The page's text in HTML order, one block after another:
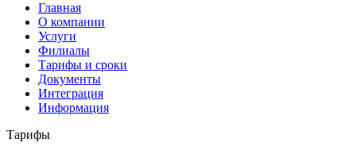
Главная
О компании
Услуги
Филиалы
Тарифы и сроки
Документы
Интеграция
Информация
Тарифы